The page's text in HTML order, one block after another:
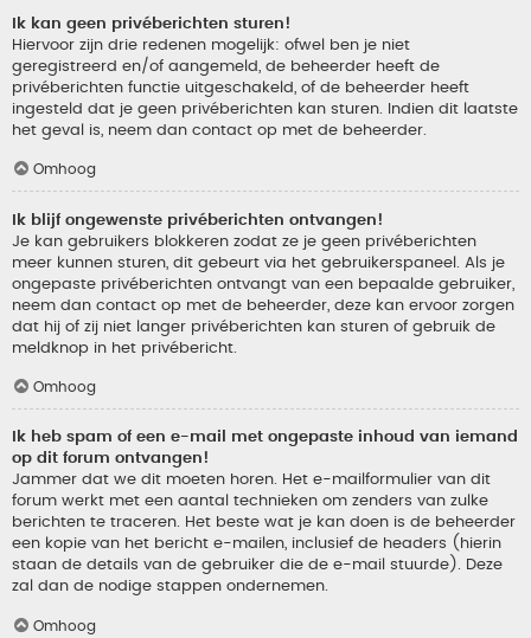
Ik kan geen privéberichten sturen!
Hiervoor zijn drie redenen mogelijk: ofwel ben je niet
geregistreerd en/of aangemeld, de beheerder heeft de
privéberichten functie uitgeschakeld, of de beheerder heeft
ingesteld dat je geen privéberichten kan sturen. Indien dit laatste
het geval is, neem dan contact op met de beheerder.
Omhoog
Ik blijf ongewenste privéberichten ontvangen!
Je kan gebruikers blokkeren zodat ze je geen privéberichten
meer kunnen sturen, dit gebeurt via het gebruikerspaneel. Als je
ongepaste privéberichten ontvangt van een bepaalde gebruiker,
neem dan contact op met de beheerder, deze kan ervoor zorgen
dat hij of zij niet langer privéberichten kan sturen of gebruik de
meldknop in het privébericht.
Omhoog
Ik heb spam of een e-mail met ongepaste inhoud van iemand
op dit forum ontvangen!
Jammer dat we dit moeten horen. Het e-mailformulier van dit
forum werkt met een aantal technieken om zenders van zulke
berichten te traceren. Het beste wat je kan doen is de beheerder
een kopie van het bericht e-mailen, inclusief de headers (hierin
staan de details van de gebruiker die de e-mail stuurde). Deze
zal dan de nodige stappen ondernemen.
Omhoog